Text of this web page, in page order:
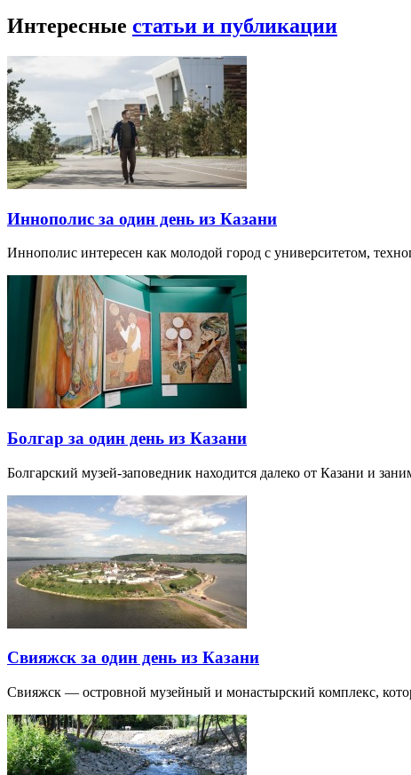
Интересные статьи и публикации
Иннополис за один день из Казани
Иннополис интересен как молодой город с университетом,
Болгар за один день из Казани
Болгарский музей-заповедник находится далеко от Казани и
Свияжск за один день из Казани
Свияжск — островной музейный и монастырский комплекс,